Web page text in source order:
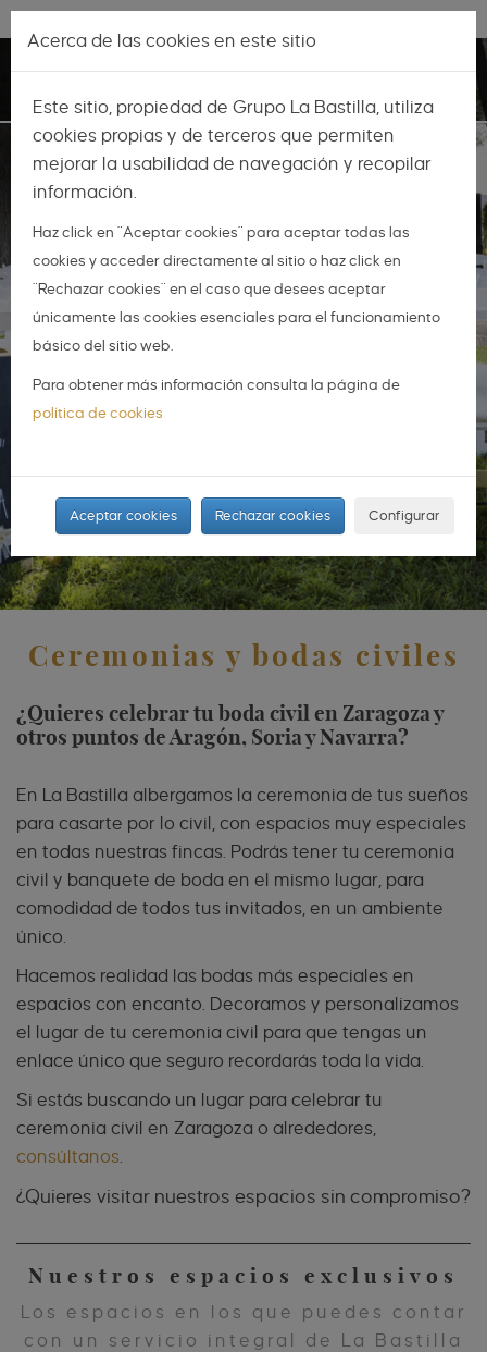
Pasar al contenido principal
navigation
Ceremonias y bodas civiles
¿Quieres celebrar tu boda civil en Zaragoza y
otros puntos de Aragón, Soria y Navarra?
En La Bastilla albergamos la ceremonia de tus sueños
para casarte por lo civil, con espacios muy especiales
en todas nuestras fincas. Podrás tener tu ceremonia
civil y banquete de boda en el mismo lugar, para
comodidad de todos tus invitados, en un ambiente
único.
Hacemos realidad las bodas más especiales en
espacios con encanto. Decoramos y personalizamos
el lugar de tu ceremonia civil para que tengas un
enlace único que seguro recordarás toda la vida.
Si estás buscando un lugar para celebrar tu
ceremonia civil en Zaragoza o alrededores,
consúltanos.
¿Quieres visitar nuestros espacios sin compromiso?
Nuestros espacios exclusivos
Los espacios en los que puedes contar
con un servicio integral de La Bastilla
Acerca de las cookies en este sitio
Este sitio, propiedad de Grupo La Bastilla, utiliza
cookies propias y de terceros que permiten
mejorar la usabilidad de navegación y recopilar
información.
Haz click en "Aceptar cookies" para aceptar todas las
cookies y acceder directamente al sitio o haz click en
"Rechazar cookies" en el caso que desees aceptar
únicamente las cookies esenciales para el funcionamiento
básico del sitio web.
Para obtener más información consulta la página de
política de cookies
Aceptar cookies Rechazar cookies Configurar